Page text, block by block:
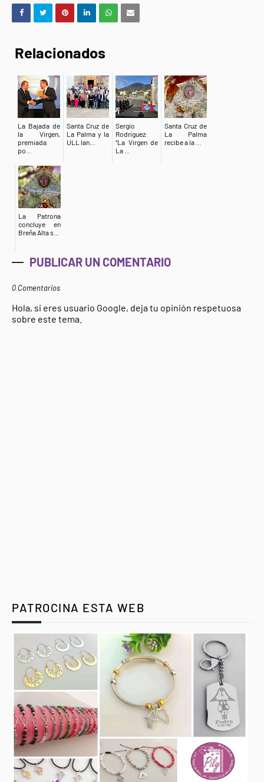
Relacionados
La Bajada de
la Virgen,
premiada
po...
Santa Cruz de
La Palma y la
ULL lan...
Sergio
Rodríguez:
“La Virgen de
La ...
Santa Cruz de
La Palma
recibe a la ...
La Patrona
concluye en
Breña Alta s...
PUBLICAR UN COMENTARIO
0 Comentarios
Hola, si eres usuario Google, deja tu opinión respetuosa
sobre este tema.
PATROCINA ESTA WEB